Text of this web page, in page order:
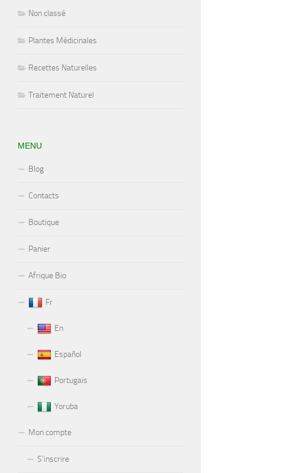
Non classé
Plantes Médicinales
Recettes Naturelles
Traitement Naturel
MENU
Blog
Contacts
Boutique
Panier
Afrique Bio
Fr
En
Español
Portugais
Yoruba
Mon compte
S’inscrire